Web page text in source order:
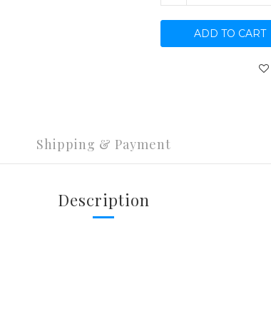
ADD TO CART
Shipping & Payment
Description